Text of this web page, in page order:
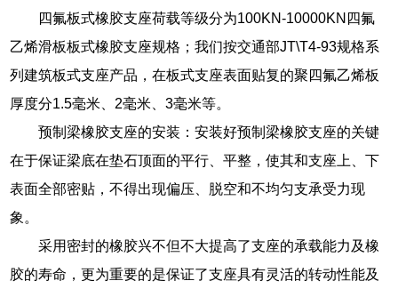
四氟板式橡胶支座荷载等级分为100KN-10000KN四氟
乙烯滑板板式橡胶支座规格；我们按交通部JT\T4-93规格系
列建筑板式支座产品，在板式支座表面贴复的聚四氟乙烯板
厚度分1.5毫米、2毫米、3毫米等。
预制梁橡胶支座的安装：安装好预制梁橡胶支座的关键
在于保证梁底在垫石顶面的平行、平整，使其和支座上、下
表面全部密贴，不得出现偏压、脱空和不均匀支承受力现
象。
采用密封的橡胶兴不但不大提高了支座的承载能力及橡
胶的寿命，更为重要的是保证了支座具有灵活的转动性能及